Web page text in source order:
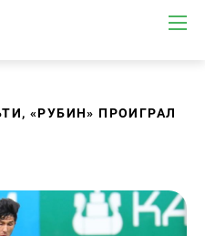
«РУБИН» ПРОИГРАЛ